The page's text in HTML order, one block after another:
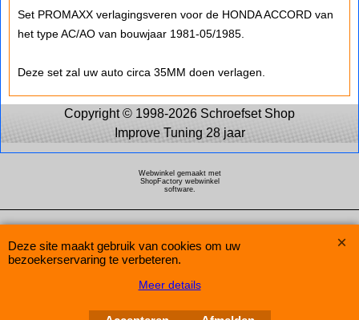
Set PROMAXX verlagingsveren voor de HONDA ACCORD van
het type AC/AO van bouwjaar 1981-05/1985.
Deze set zal uw auto circa 35MM doen verlagen.
Copyright © 1998-2026 Schroefset Shop
Improve Tuning 28 jaar
Webwinkel gemaakt met
ShopFactory webwinkel
software.
Deze site maakt gebruik van cookies om uw
bezoekerservaring te verbeteren.
Meer details